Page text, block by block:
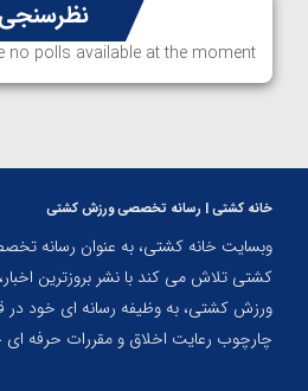
نظرسنجی
no polls available at the moment.
خانه کشتی | رسانه تخصصی ورزش کشتی
وبسایت خانه کشتی، به عنوان رسانه
کشتی تلاش می کند با نشر بروزترین
ورزش کشتی، به وظیفه رسانه ای خود در
چارچوب رعایت اخلاق و مقررات حرفه ای